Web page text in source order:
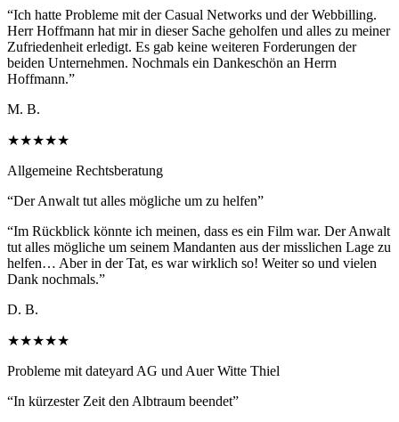
“Ich hatte Probleme mit der Casual Networks und der Webbilling.
Herr Hoffmann hat mir in dieser Sache geholfen und alles zu meiner
Zufriedenheit erledigt. Es gab keine weiteren Forderungen der
beiden Unternehmen. Nochmals ein Dankeschön an Herrn
Hoffmann.”
M. B.
★★★★★
Allgemeine Rechtsberatung
“Der Anwalt tut alles mögliche um zu helfen”
“Im Rückblick könnte ich meinen, dass es ein Film war. Der Anwalt
tut alles mögliche um seinem Mandanten aus der misslichen Lage zu
helfen… Aber in der Tat, es war wirklich so! Weiter so und vielen
Dank nochmals.”
D. B.
★★★★★
Probleme mit dateyard AG und Auer Witte Thiel
“In kürzester Zeit den Albtraum beendet”